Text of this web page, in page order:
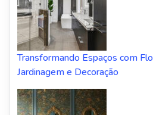
Transformando Espaços com
Jardinagem e Decoração